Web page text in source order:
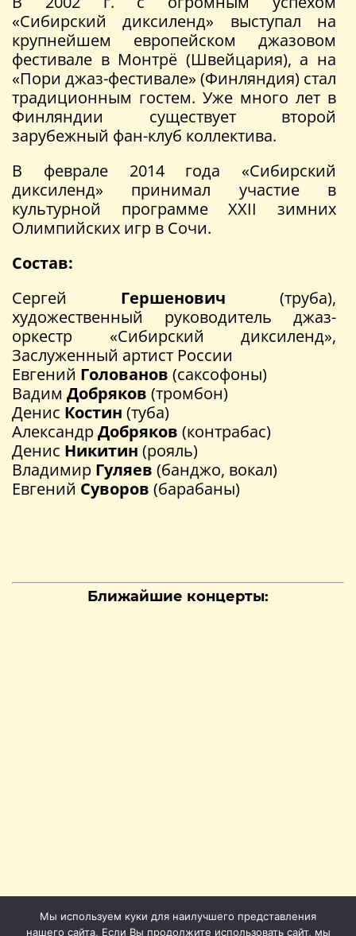
«Сибирский диксиленд» выступал на
крупнейшем европейском джазовом
фестивале в Монтрё (Швейцария), а на
«Пори джаз-фестивале» (Финляндия) стал
традиционным гостем. Уже много лет в
Финляндии существует второй
зарубежный фан-клуб коллектива.
В феврале 2014 года «Сибирский
диксиленд» принимал участие в
культурной программе XXII зимних
Олимпийских игр в Сочи.
Состав:
Сергей Гершенович (труба),
художественный руководитель джаз-
оркестр «Сибирский диксиленд»,
Заслуженный артист России
Евгений Голованов (саксофоны)
Вадим Добряков (тромбон)
Денис Костин (туба)
АлександрДобряков (контрабас)
Денис Никитин (рояль)
Владимир Гуляев (банджо, вокал)
Евгений Суворов (барабаны)
Ближайшие концерты:
Мы используем куки для наилучшего представления
нашего сайта. Если Вы продолжите использовать сайт, мы